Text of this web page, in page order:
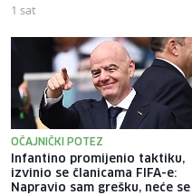
1 sat
OČAJNIČKI POTEZ
Infantino promijenio taktiku,
izvinio se članicama FIFA-e:
Napravio sam grešku, neće se